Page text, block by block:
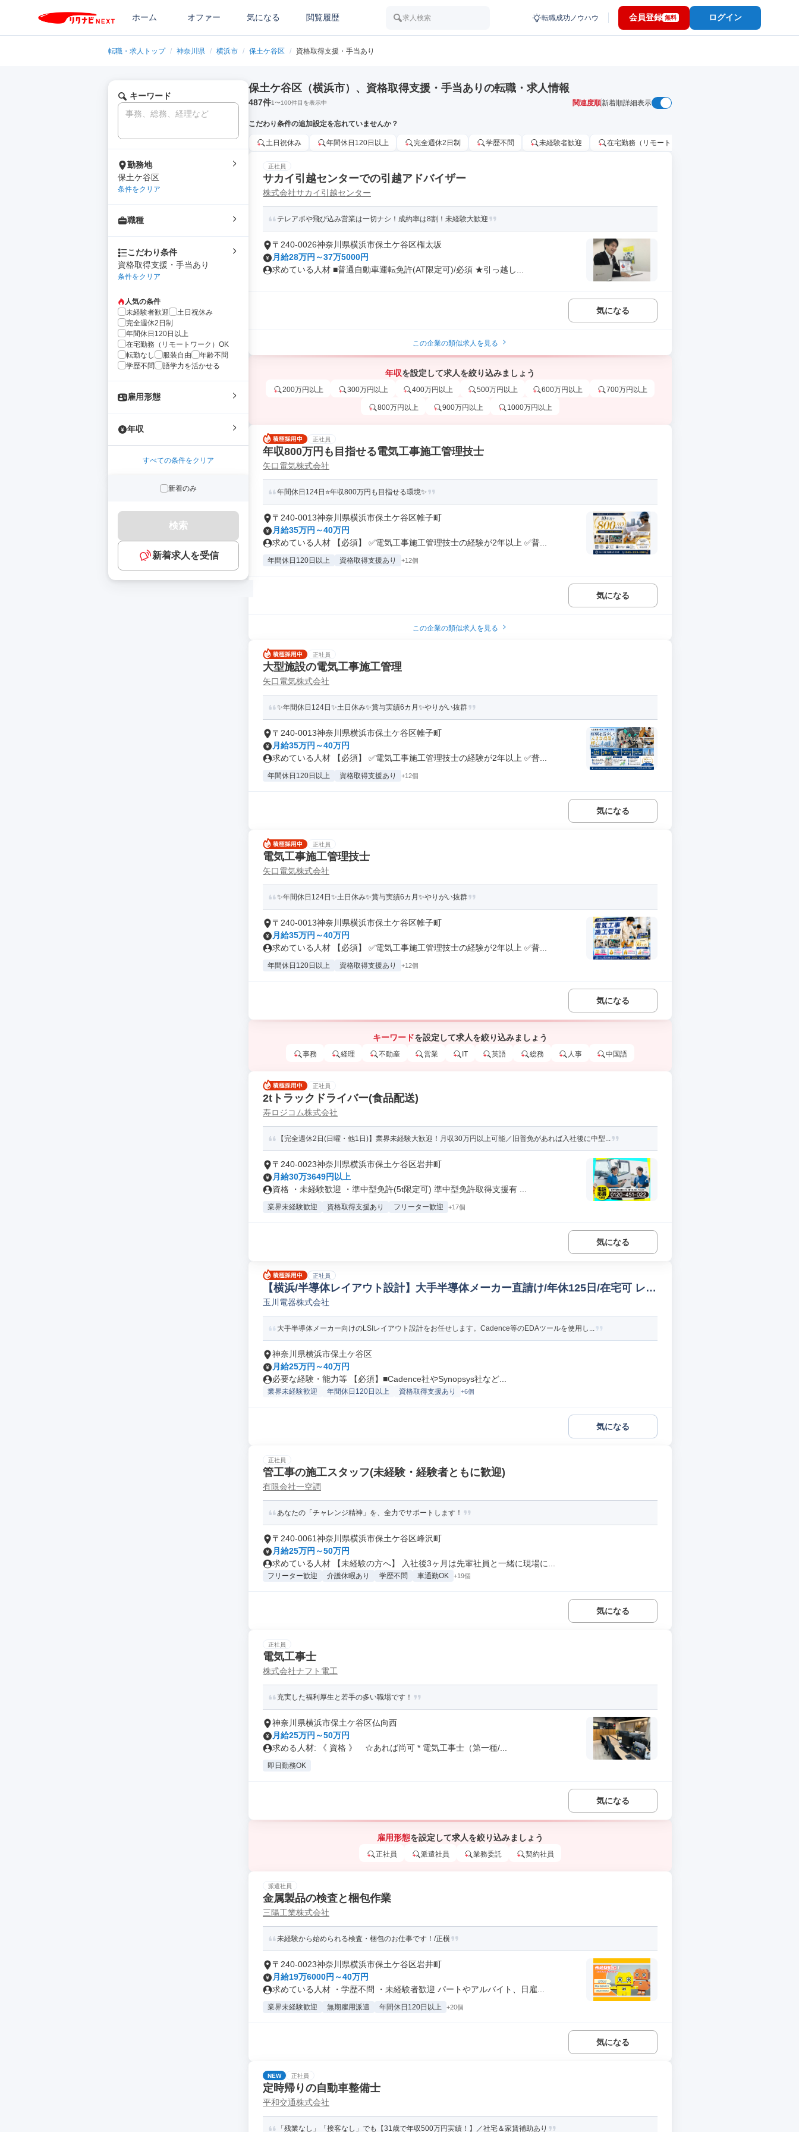
ホーム オファー 気になる 閲覧履歴 求人検索 転職成功ノウハウ 会員登録 無料 ログイン
転職・求人トップ / 神奈川県 / 横浜市 / 保土ケ谷区 / 資格取得支援・手当あり
キーワード
勤務地
保土ケ谷区
条件をクリア
職種
こだわり条件
資格取得支援・手当あり
条件をクリア
人気の条件
未経験者歓迎
土日祝休み
完全週休2日制
年間休日120日以上
在宅勤務（リモートワーク）OK
転勤なし
服装自由
年齢不問
学歴不問
語学力を活かせる
雇用形態
年収
すべての条件をクリア
新着のみ
検索
新着求人を受信
保土ケ谷区（横浜市）、資格取得支援・手当ありの転職・求人情報
487件1〜100件目を表示中 関連度順新着順詳細表示
こだわり条件の追加設定を忘れていませんか？
土日祝休み 年間休日120日以上 完全週休2日制 学歴不問 未経験者歓迎 在宅勤務（リモートワーク）OK
正社員
サカイ引越センターでの引越アドバイザー
株式会社サカイ引越センター
テレアポや飛び込み営業は一切ナシ！成約率は8割！未経験大歓迎
〒240-0026神奈川県横浜市保土ケ谷区権太坂
月給28万円～37万5000円
求めている人材 ■普通自動車運転免許(AT限定可)/必須 ★引っ越し...
気になる
この企業の類似求人を見る
年収を設定して求人を絞り込みましょう
200万円以上 300万円以上 400万円以上 500万円以上 600万円以上 700万円以上
800万円以上 900万円以上 1000万円以上
正社員
年収800万円も目指せる電気工事施工管理技士
矢口電気株式会社
年間休日124日⭐年収800万円も目指せる環境✨
〒240-0013神奈川県横浜市保土ケ谷区帷子町
月給35万円～40万円
求めている人材 【必須】 ✅電気工事施工管理技士の経験が2年以上 ✅普...
年間休日120日以上 資格取得支援あり +12個
気になる
この企業の類似求人を見る
正社員
大型施設の電気工事施工管理
矢口電気株式会社
✨年間休日124日✨土日休み✨賞与実績6カ月✨やりがい抜群
〒240-0013神奈川県横浜市保土ケ谷区帷子町
月給35万円～40万円
求めている人材 【必須】 ✅電気工事施工管理技士の経験が2年以上 ✅普...
年間休日120日以上 資格取得支援あり +12個
気になる
正社員
電気工事施工管理技士
矢口電気株式会社
✨年間休日124日✨土日休み✨賞与実績6カ月✨やりがい抜群
〒240-0013神奈川県横浜市保土ケ谷区帷子町
月給35万円～40万円
求めている人材 【必須】 ✅電気工事施工管理技士の経験が2年以上 ✅普...
年間休日120日以上 資格取得支援あり +12個
気になる
キーワードを設定して求人を絞り込みましょう
事務 経理 不動産 営業 IT 英語 総務 人事 中国語
正社員
2tトラックドライバー(食品配送)
寿ロジコム株式会社
【完全週休2日(日曜・他1日)】業界未経験大歓迎！月収30万円以上可能／旧普免があれば入社後に中型...
〒240-0023神奈川県横浜市保土ケ谷区岩井町
月給30万3649円以上
資格 ・未経験歓迎 ・準中型免許(5t限定可) 準中型免許取得支援有 ...
業界未経験歓迎 資格取得支援あり フリーター歓迎 +17個
気になる
正社員
【横浜/半導体レイアウト設計】大手半導体メーカー直請け/年休125日/在宅可 レイ
アウト設計/配線設計
玉川電器株式会社
大手半導体メーカー向けのLSIレイアウト設計をお任せします。Cadence等のEDAツールを使用し...
神奈川県横浜市保土ケ谷区
月給25万円～40万円
必要な経験・能力等 【必須】■Cadence社やSynopsys社など...
業界未経験歓迎 年間休日120日以上 資格取得支援あり +6個
気になる
正社員
管工事の施工スタッフ(未経験・経験者ともに歓迎)
有限会社一空調
あなたの「チャレンジ精神」を、全力でサポートします！
〒240-0061神奈川県横浜市保土ケ谷区峰沢町
月給25万円～50万円
求めている人材 【未経験の方へ】 入社後3ヶ月は先輩社員と一緒に現場に...
フリーター歓迎 介護休暇あり 学歴不問 車通勤OK +19個
気になる
正社員
電気工事士
株式会社ナフト電工
充実した福利厚生と若手の多い職場です！
神奈川県横浜市保土ケ谷区仏向西
月給25万円～50万円
求める人材: 《 資格 》 ☆あれば尚可 * 電気工事士（第一種/...
即日勤務OK
気になる
雇用形態を設定して求人を絞り込みましょう
正社員 派遣社員 業務委託 契約社員
派遣社員
金属製品の検査と梱包作業
三陽工業株式会社
未経験から始められる検査・梱包のお仕事です！/正横
〒240-0023神奈川県横浜市保土ケ谷区岩井町
月給19万6000円～40万円
求めている人材 ・学歴不問 ・未経験者歓迎 パートやアルバイト、日雇...
業界未経験歓迎 無期雇用派遣 年間休日120日以上 +20個
気になる
NEW 正社員
定時帰りの自動車整備士
平和交通株式会社
「残業なし」「接客なし」でも【31歳で年収500万円実績！】／社宅＆家賃補助あり